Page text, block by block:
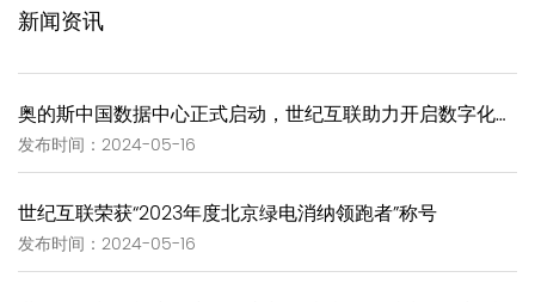
新闻资讯
发布时间：2024-05-16
世纪互联荣获“2023年度北京绿电消纳领跑者”称号
发布时间：2024-05-16